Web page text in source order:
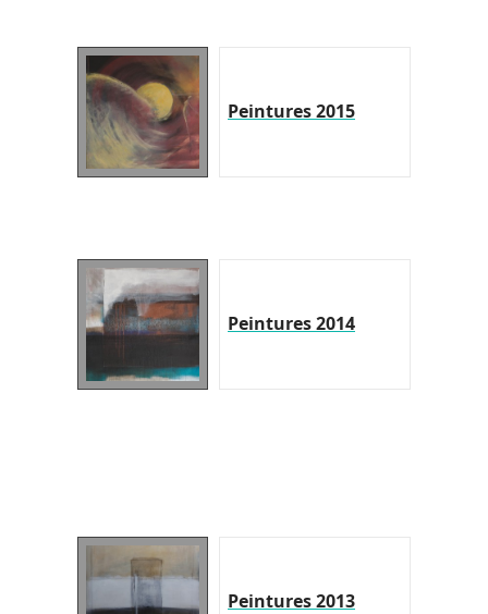
Peintures 2015
Peintures 2014
Peintures 2013